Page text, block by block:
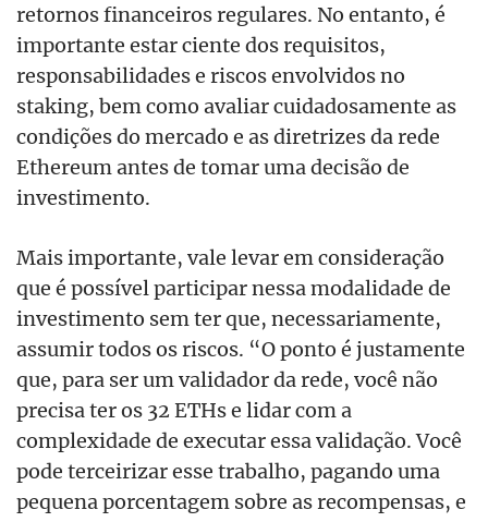
retornos financeiros regulares. No entanto, é
importante estar ciente dos requisitos,
responsabilidades e riscos envolvidos no
staking, bem como avaliar cuidadosamente as
condições do mercado e as diretrizes da rede
Ethereum antes de tomar uma decisão de
investimento.
Mais importante, vale levar em consideração
que é possível participar nessa modalidade de
investimento sem ter que, necessariamente,
assumir todos os riscos. “O ponto é justamente
que, para ser um validador da rede, você não
precisa ter os 32 ETHs e lidar com a
complexidade de executar essa validação. Você
pode terceirizar esse trabalho, pagando uma
pequena porcentagem sobre as recompensas, e